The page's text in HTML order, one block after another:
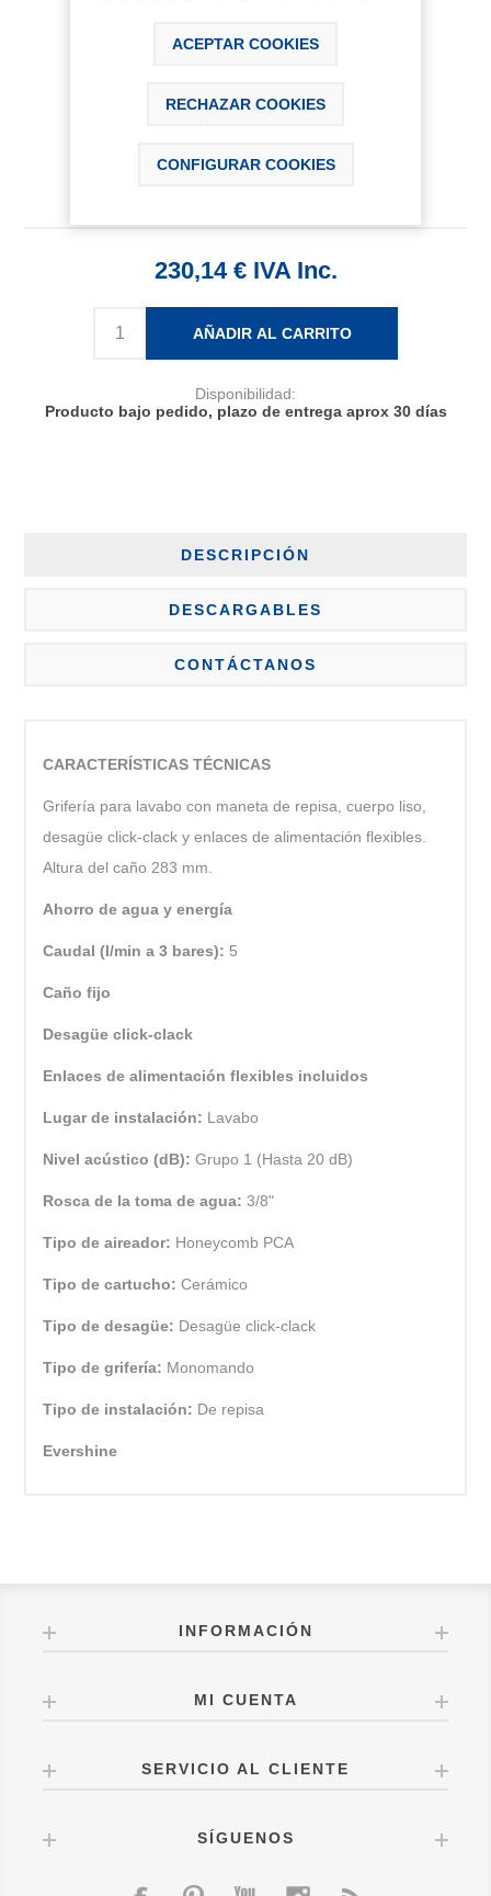
Fabricante: ROCA
Sku: A5A389ENB0
230,14 € IVA Inc.
AÑADIR AL CARRITO
Disponibilidad:
Producto bajo pedido, plazo de entrega aprox 30 días
DESCRIPCIÓN
DESCARGABLES
CONTÁCTANOS
CARACTERÍSTICAS TÉCNICAS
Grifería para lavabo con maneta de repisa, cuerpo liso,
desagüe click-clack y enlaces de alimentación flexibles.
Altura del caño 283 mm.
Ahorro de agua y energía
Caudal (l/min a 3 bares): 5
Caño fijo
Desagüe click-clack
Enlaces de alimentación flexibles incluidos
Lugar de instalación: Lavabo
Nivel acústico (dB):Grupo 1 (Hasta 20 dB)
Rosca de la toma de agua:3/8"
Tipo de aireador: Honeycomb PCA
Tipo de cartucho:Cerámico
Tipo de desagüe: Desagüe click-clack
Tipo de grifería: Monomando
Tipo de instalación: De repisa
Evershine
INFORMACIÓN
MI CUENTA
SERVICIO AL CLIENTE
SÍGUENOS
ACEPTAR COOKIES
RECHAZAR COOKIES
CONFIGURAR COOKIES